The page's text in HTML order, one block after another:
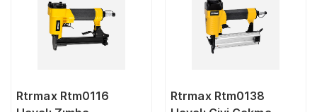
Rtrmax Rtm0116
Rtrmax Rtm0138